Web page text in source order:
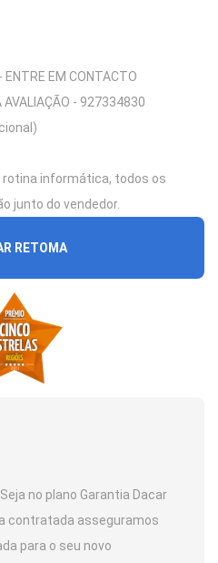
ENTRE EM CONTACTO
AVALIAÇÃO - 927334830
rotina informática, todos os
junto do vendedor.
RETOMA
no plano Garantia Dacar
contratada asseguramos
para o seu novo